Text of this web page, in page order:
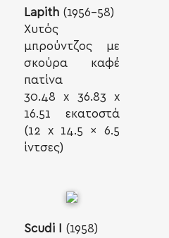
Lapith(1956-58)
Χυτός
μπρούντζος με
σκούρα καφέ
πατίνα
30.48 x 36.83 x
16.51 εκατοστά
(12 x 14.5 x 6.5
ίντσες)
Scudi I
(1958)